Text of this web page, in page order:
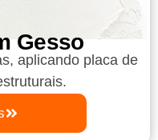
Gesso
aplicando placa de